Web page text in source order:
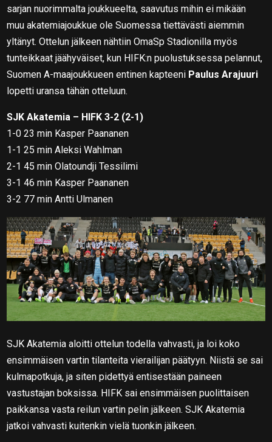
sarjan nuorimmalta joukkueelta, saavutus mihin ei mikään
muu akatemiajoukkue ole Suomessa tiettävästi aiemmin
yltänyt. Ottelun jälkeen nähtiin OmaSp Stadionilla myös
tunteikkaat jäähyväiset, kun HIFK:n puolustuksessa pelannut,
Suomen A-maajoukkueen entinen kapteeni Paulus Arajuuri
lopetti uransa tähän otteluun.
SJK Akatemia – HIFK 3-2 (2-1)
1-0 23 min Kasper Paananen
1-1 25 min Aleksi Wahlman
2-1 45 min Olatoundji Tessilimi
3-1 46 min Kasper Paananen
3-2 77 min Antti Ulmanen
SJK Akatemia aloitti ottelun todella vahvasti, ja loi koko
ensimmäisen vartin tilanteita vierailijan päätyyn. Niistä se sai
kulmapotkuja, ja siten pidettyä entisestään paineen
vastustajan boksissa. HIFK sai ensimmäisen puolittaisen
paikkansa vasta reilun vartin pelin jälkeen. SJK Akatemia
jatkoi vahvasti kuitenkin vielä tuonkin jälkeen.